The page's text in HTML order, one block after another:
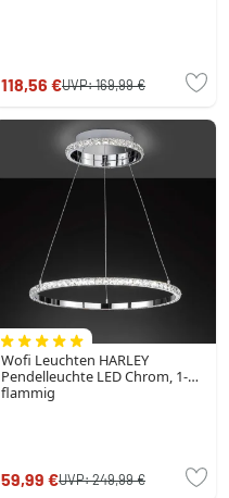
118,56 €UVP:169,99 €
Wofi Leuchten HARLEY
Pendelleuchte LED Chrom, 1-
flammig
59,99 €UVP:249,99 €